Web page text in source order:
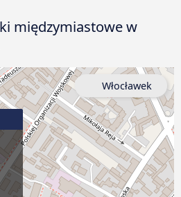
międzymiastowe w
Włocławek